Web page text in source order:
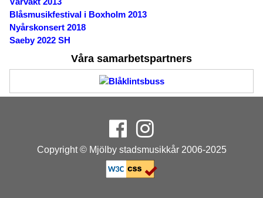
Blåsmusikfestival i Boxholm 2013
Nyårskonsert 2018
Saeby 2022 SH
Våra samarbetspartners
Copyright © Mjölby stadsmusikkår 2006-2025